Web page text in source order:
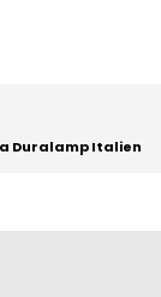
Duralamp Italien